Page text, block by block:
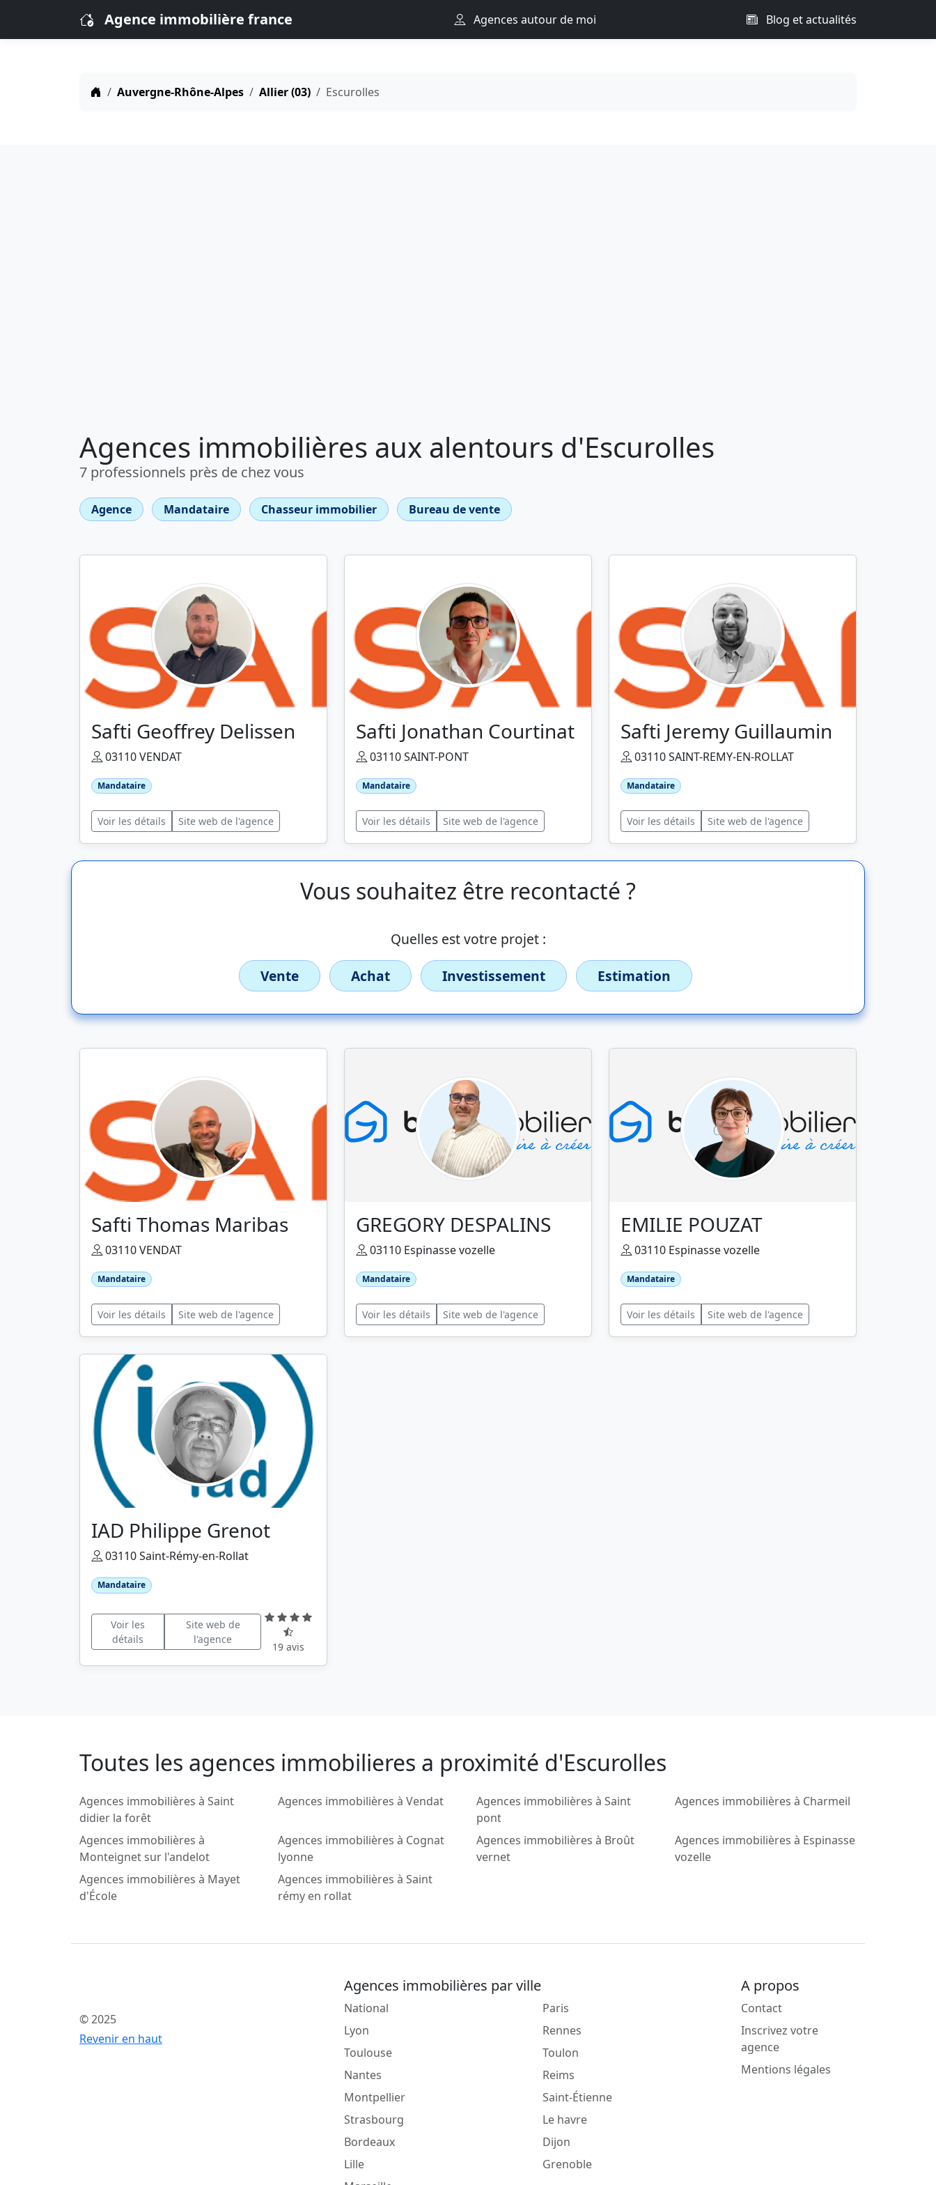
Agence immobilière france Agences autour de moi Blog et actualités
Auvergne-Rhône-Alpes Allier (03) Escurolles
Agences immobilières aux alentours d'Escurolles
7 professionnels près de chez vous
Agence Mandataire Chasseur immobilier Bureau de vente
Safti Geoffrey Delissen
03110 VENDAT
Mandataire
Voir les détails Site web de l'agence
Safti Jonathan Courtinat
03110 SAINT-PONT
Mandataire
Voir les détails Site web de l'agence
Safti Jeremy Guillaumin
03110 SAINT-REMY-EN-ROLLAT
Mandataire
Voir les détails Site web de l'agence
Vous souhaitez être recontacté ?
Quelles est votre projet :
Vente
Achat Investissement Estimation
Safti Thomas Maribas
03110 VENDAT
Mandataire
Voir les détails Site web de l'agence
GREGORY DESPALINS
03110 Espinasse vozelle
Mandataire
Voir les détails Site web de l'agence
EMILIE POUZAT
03110 Espinasse vozelle
Mandataire
Voir les détails Site web de l'agence
IAD Philippe Grenot
03110 Saint-Rémy-en-Rollat
Mandataire
Voir les
détails
Site web de
l'agence
19 avis
Toutes les agences immobilieres a proximité d'Escurolles
Agences immobilières à Saint
didier la forêt
Agences immobilières à Vendat
Agences immobilières à Saint
pont
Agences immobilières à Charmeil
Agences immobilières à
Monteignet sur l'andelot
Agences immobilières à Cognat
lyonne
Agences immobilières à Broût
vernet
Agences immobilières à Espinasse
vozelle
Agences immobilières à Mayet
d'École
Agences immobilières à Saint
rémy en rollat
© 2025
Revenir en haut
Agences immobilières par ville
National
Lyon
Toulouse
Nantes
Montpellier
Strasbourg
Bordeaux
Lille
Paris
Rennes
Toulon
Reims
Saint-Étienne
Le havre
Dijon
Grenoble
A propos
Contact
Inscrivez votre
agence
Mentions légales